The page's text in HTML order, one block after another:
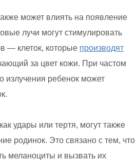
может влиять на появление
лучи могут стимулировать
— клеток, которые производят
за цвет кожи. При частом
излучения ребенок может
удары или тертя, могут также
родинок. Это связано с тем, что
меланоциты и вызвать их